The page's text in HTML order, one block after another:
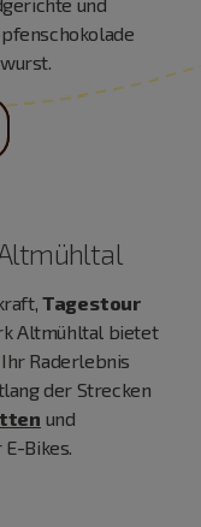
Tagestour
Altmühltal bietet
Raderlebnis
der Strecken
und
E-Bikes.